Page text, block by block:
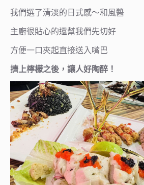
我們選了清淡的日式感～和風醬
主廚很貼心的還幫我們先切好
方便一口夾起直接送入嘴巴
擠上檸檬之後，讓人好陶醉！